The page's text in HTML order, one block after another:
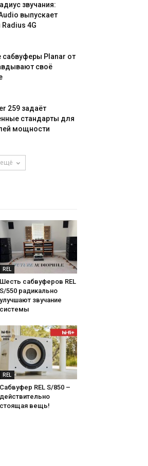
звучания:
выпускает
4G
сабвуферы Planar от
своё
259 задаёт
стандарты для
мощности
ещё
REL
Шесть сабвуферов REL
S/550 радикально
улучшают звучание
системы
REL
Сабвуфер REL S/850 –
действительно
стоящая вещь!